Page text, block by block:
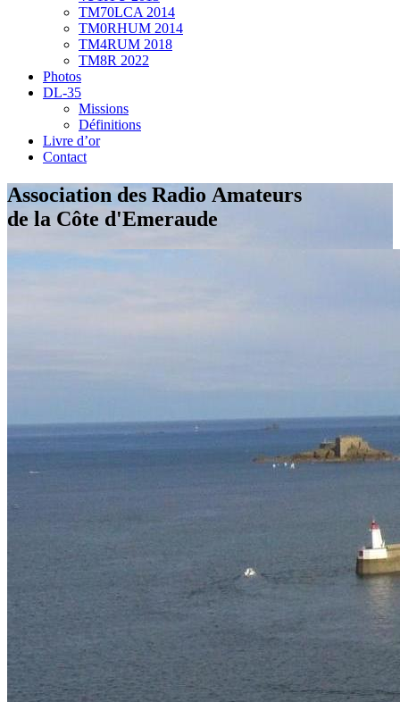
TM70LCA 2014
TM0RHUM 2014
TM4RUM 2018
TM8R 2022
Photos
DL-35
Missions
Définitions
Livre d’or
Contact
Association des Radio Amateurs
de la Côte d'Emeraude